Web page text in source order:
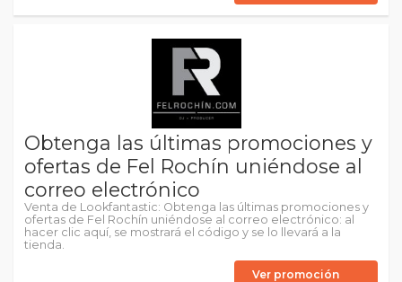
Obtenga las últimas promociones y
ofertas de Fel Rochín uniéndose al
correo electrónico
Venta de Lookfantastic: Obtenga las últimas promociones y
ofertas de Fel Rochín uniéndose al correo electrónico: al
hacer clic aquí, se mostrará el código y se lo llevará a la
tienda.
Ver promoción